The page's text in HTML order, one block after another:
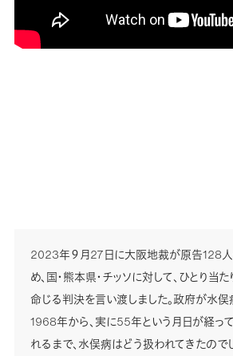
2023年９月27日に大阪地裁が原告128
め、国・熊本県・チッソに対して、ひとり
命じる判決を言い渡しました。政府が水
1968年から、実に55年という月日が経っ
れるまで、水俣病はどう扱われてきたので